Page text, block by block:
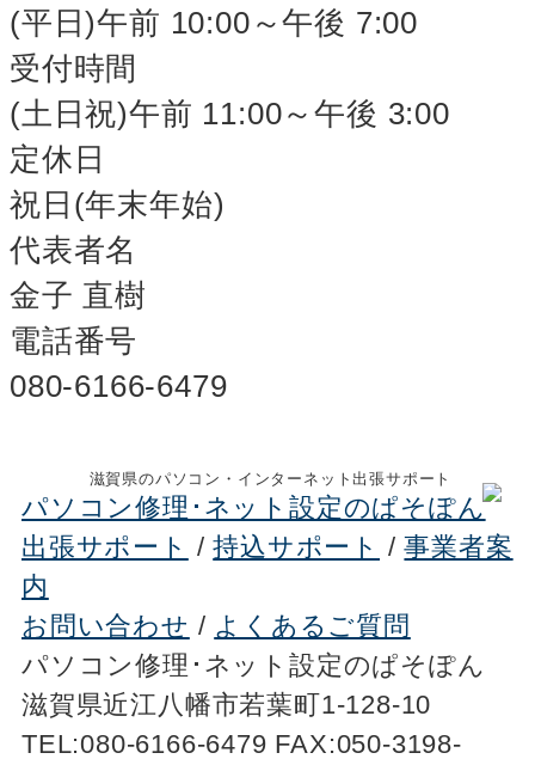
(平日)午前 10:00～午後 7:00
受付時間
(土日祝)午前 11:00～午後 3:00
定休日
祝日(年末年始)
代表者名
金子 直樹
電話番号
080-6166-6479
滋賀県のパソコン・インターネット出張サポート
パソコン修理･ネット設定のぱそぽん
出張サポート /持込サポート /事業者案
内
お問い合わせ / よくあるご質問
パソコン修理･ネット設定のぱそぽん
滋賀県近江八幡市若葉町1-128-10
TEL:080-6166-6479 FAX:050-3198-